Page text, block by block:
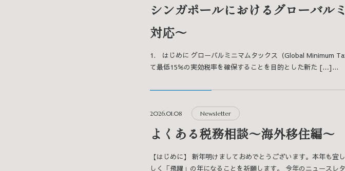
シンガポールにおけるグローバル
対応～
1. はじめに グローバルミニマムタックス（Global Minimum
て最低15％の実効税率を確保することを目的とした新た […]...
2026.01.08 Newsletter
よくある税務相談～海外移住編～
【はじめに】 新年明けましておめでとうございます。本年も
しく「飛躍」の年になることを祈願します。 今年のニュース